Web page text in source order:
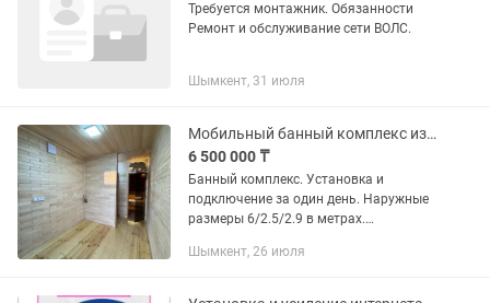
Требуется монтажник. Обязанности
Ремонт и обслуживание сети ВОЛС.
Шымкент, 31 июля
Мобильный банный комплекс из морского контейнера. Цена снизилась в связи с
6 500 000 ₸
Банный комплекс. Установка и
подключение за один день. Наружные
размеры 6/2.5/2.9 в метрах.
перегородки. Утепление
парилке,...
Шымкент, 26 июля